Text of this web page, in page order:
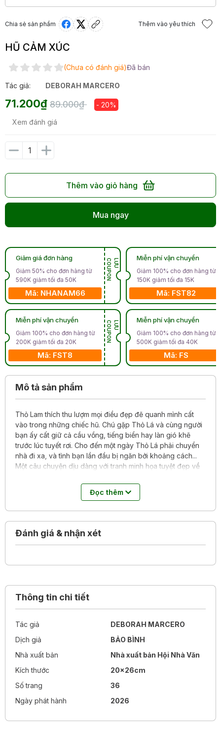
Chia sẻ sản phẩm Thêm vào yêu thích
HŨ CẢM XÚC
(Chưa có đánh giá)Đã bán
Tác giả: DEBORAH MARCERO
71.200₫ 89.000₫ - 20%
Xem đánh giá
Thêm vào giỏ hàng
Mua ngay
Giảm giá đơn hàng
Giảm 50% cho đơn hàng từ
590K giảm tối đa 50K
Mã: NHANAM66
L
Ư
U
C
O
U
P
O
N
Miễn phí vận chuyển
Giảm 100% cho đơn hàng từ
200K giảm tối đa 20K
Mã: FST8
L
Ư
U
C
O
U
P
O
N
Miễn phí vận chuyển
Giảm 100% cho đơn hàng từ
150K giảm tối đa 15K
Mã: FST82
Miễn phí vận chuyển
Giảm 100% cho đơn hàng từ
500K giảm tối đa 40K
Mã: FS
Mô tả sản phẩm
Thỏ Lam thích thu lượm mọi điều đẹp đẽ quanh mình cất
vào trong những chiếc hũ. Chú gặp Thỏ Lá và cùng người
bạn ấy cất giữ cả cầu vồng, tiếng biển hay làn gió khẽ
trước lúc tuyết rơi. Cho đến một ngày Thỏ Lá phải chuyển
nhà đi xa, và tình bạn lần đầu bị ngăn bởi khoảng cách...
Một câu chuyện dịu dàng với tranh minh họa tuyệt đẹp về
Đọc thêm
Đánh giá & nhận xét
Thông tin chi tiết
Tác giả
DEBORAH MARCERO
Dịch giả
BẢO BÌNH
Nhà xuất bản
Nhà xuất bản Hội Nhà Văn
Kích thước
20x26cm
Số trang
36
Ngày phát hành
2026